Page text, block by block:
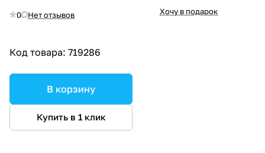
0 Нет отзывов
Код товара: 719286
В корзину
Купить в 1 клик
Хочу в подарок